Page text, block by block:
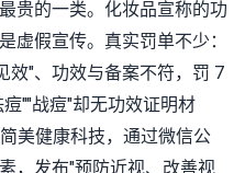
贵的一类。化妆品宣称的功
虚假宣传。真实罚单不少：
效"、功效与备案不符，罚 7
""战痘"却无功效证明材
美健康科技，通过微信公
，发布"预防近视、改善视